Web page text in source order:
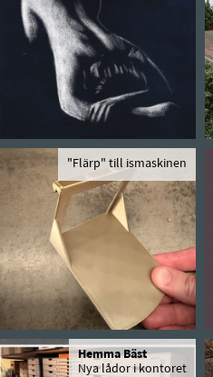
"Flärp" till ismaskinen
Hemma Bäst
Nya lådor i kontoret